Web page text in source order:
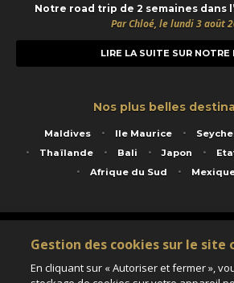
Notre road trip de 2 semaines dans
Par Chloé, le lundi 3 août
LIRE LA SUITE SUR NOTRE
Nos plus belles
Maldives Ile Maurice
Thaïlande
Bali Japon
Afrique du Sud
Service animé par Nautil Voyages - 22 rue Georges
au capital de 155 696 euros - RCS Paris B 423
Matricule Atout France IM075100020 - Garantie
Gestion des cookies sur le site
En cliquant sur « Autoriser et fermer »,